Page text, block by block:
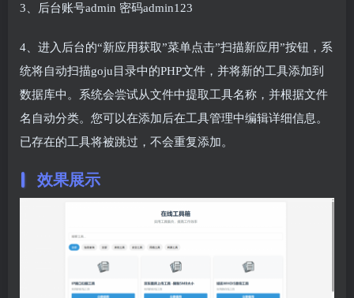
3、后台账号admin 密码admin123
4、进入后台的“新应用获取”菜单点击”扫描新应用”按钮，系
统将自动扫描goju目录中的PHP文件，并将新的工具添加到
数据库中。系统会尝试从文件中提取工具名称，并根据文件
名自动分类。您可以在添加后在工具管理中编辑详细信息。
已存在的工具将被跳过，不会重复添加。
效果展示